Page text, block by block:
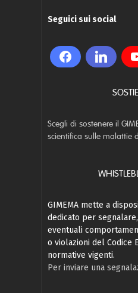
Seguici sui social
Scegli di sostenere il
scientifica sulle malattie
GIMEMA mette a
dedicato per
eventuali
o violazioni del Codice
normative vigenti.
Per inviare una